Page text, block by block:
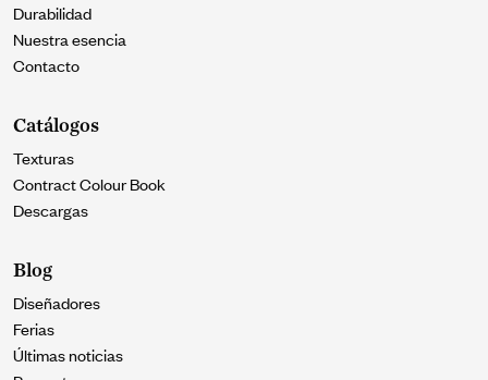
Durabilidad
Nuestra esencia
Contacto
Catálogos
Texturas
Contract Colour Book
Descargas
Blog
Diseñadores
Ferias
Últimas noticias